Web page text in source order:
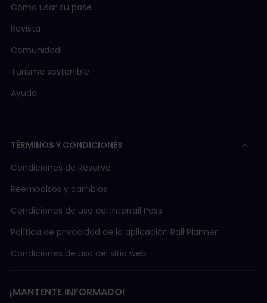
Cómo usar su pase
Revista
Comunidad
Turismo sostenible
Ayuda
TÉRMINOS Y CONDICIONES
Condiciones de Reserva
Reembolsos y cambios
Condiciones de uso del Interrail Pass
Política de privacidad de la aplicación Rail Planner
Condiciones de uso del sitio web
¡MANTENTE INFORMADO!